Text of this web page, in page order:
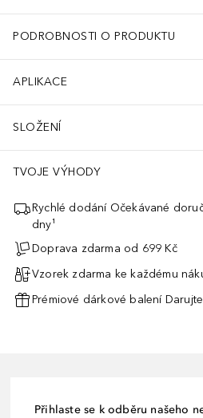
PODROBNOSTI O PRODUKTU
APLIKACE
SLOŽENÍ
TVOJE VÝHODY
Rychlé dodání Očekávané
dny¹
Doprava zdarma od 699 Kč
Vzorek zdarma ke každému
Prémiové dárkové balení
Přihlaste se k odběru našeho